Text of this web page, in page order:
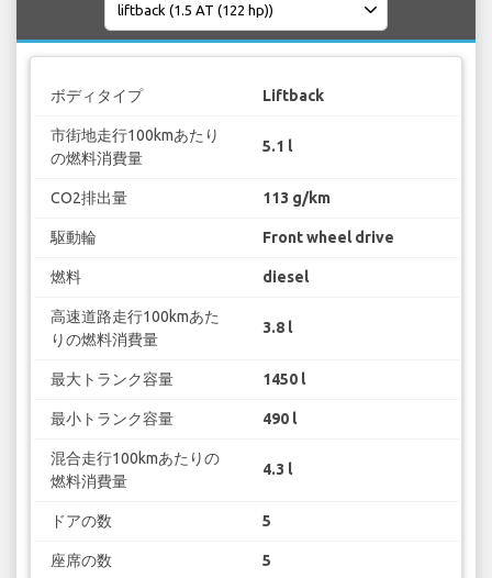
ボディタイプ Liftback
市街地走行100kmあたり
の燃料消費量
5.1 l
CO2排出量 113 g/km
駆動輪 Front wheel drive
燃料 diesel
高速道路走行100kmあた
りの燃料消費量
3.8 l
最大トランク容量 1450 l
最小トランク容量 490 l
混合走行100kmあたりの
燃料消費量
4.3 l
ドアの数 5
座席の数 5